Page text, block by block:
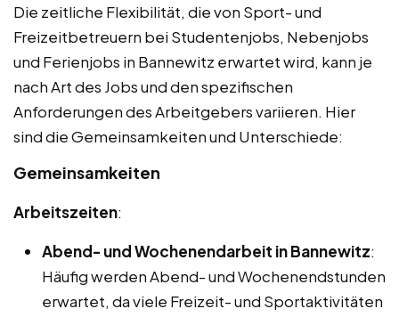
Die zeitliche Flexibilität, die von Sport- und
Freizeitbetreuern bei Studentenjobs, Nebenjobs
und Ferienjobs in Bannewitz erwartet wird, kann je
nach Art des Jobs und den spezifischen
Anforderungen des Arbeitgebers variieren. Hier
sind die Gemeinsamkeiten und Unterschiede:
Gemeinsamkeiten
Arbeitszeiten:
Abend- und Wochenendarbeit in Bannewitz:
Häufig werden Abend- und Wochenendstunden
erwartet, da viele Freizeit- und Sportaktivitäten